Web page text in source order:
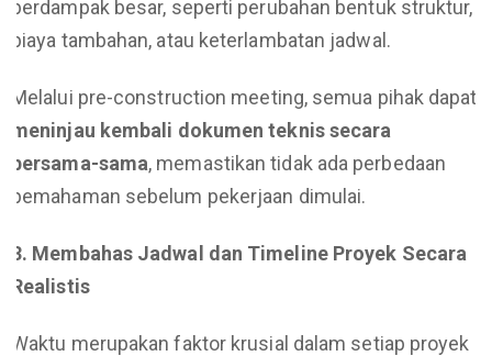
berdampak besar, seperti perubahan bentuk struktur,
biaya tambahan, atau keterlambatan jadwal.
Melalui pre-construction meeting, semua pihak dapat
meninjau kembali dokumen teknis secara
bersama-sama, memastikan tidak ada perbedaan
pemahaman sebelum pekerjaan dimulai.
3. Membahas Jadwal dan Timeline Proyek Secara
Realistis
Waktu merupakan faktor krusial dalam setiap proyek